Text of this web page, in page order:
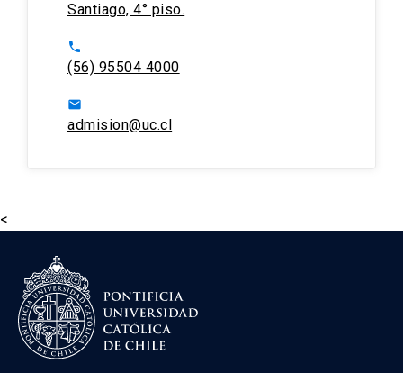
Santiago, 4° piso.
phone
(56) 95504 4000
email
admision@uc.cl
<